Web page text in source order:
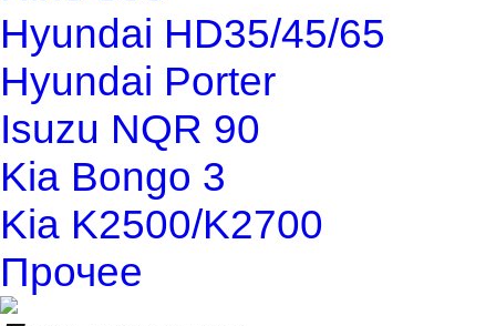
Hyundai HD35/45/65
Hyundai Porter
Isuzu NQR 90
Kia Bongo 3
Kia K2500/K2700
Прочее